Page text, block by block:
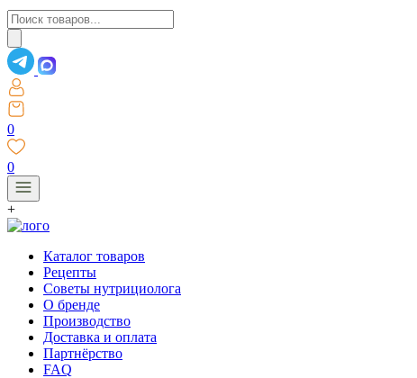
Поиск
товаров
0
0
+
Каталог товаров
Рецепты
Советы нутрициолога
О бренде
Производство
Доставка и оплата
Партнёрство
FAQ